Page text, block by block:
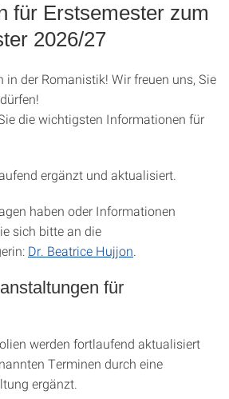
für Erstsemester zum
2026/27
der Romanistik! Wir freuen uns, Sie
die wichtigsten Informationen für
ergänzt und aktualisiert.
haben oder Informationen
sich bitte an die
Dr. Beatrice Hujjon
für
werden fortlaufend aktualisiert
Terminen durch eine
ergänzt.